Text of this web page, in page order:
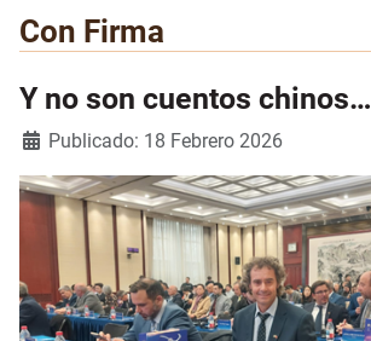
Con Firma
Y no son cuentos chinos…
Detalles
Publicado: 18 Febrero 2026